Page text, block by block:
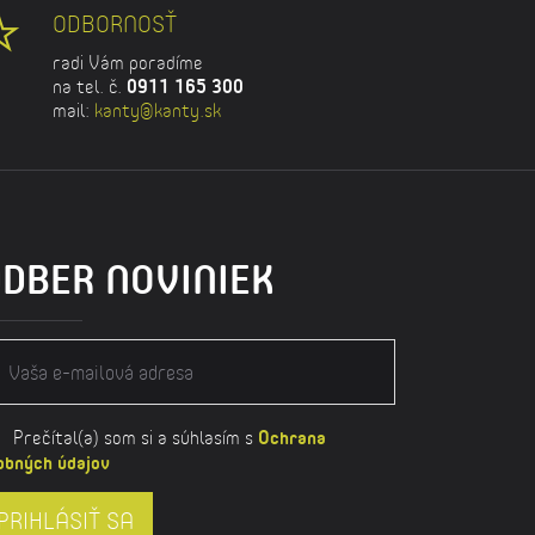
ODBORNOSŤ
radi Vám poradíme
na tel. č. 0911 165 300
mail: kanty@kanty.sk
NOVINIEK
Prečítal(a) som si a súhlasím s Ochrana
údajov
SA